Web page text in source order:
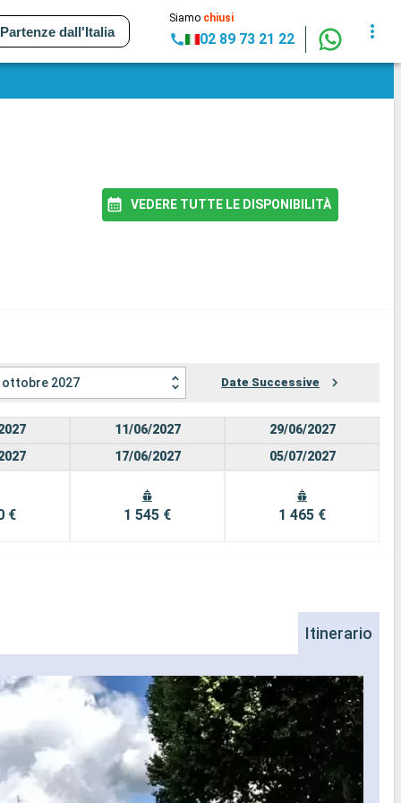
Partenze dall'Italia
Siamo chiusi
02 89 73 21 22
VEDERE TUTTE LE DISPONIBILITÀ
ottobre 2027 Date Successive
€
11/06/2027
17/06/2027
1 545 €
29/06/2027
05/07/2027
1 465 €
Itinerario